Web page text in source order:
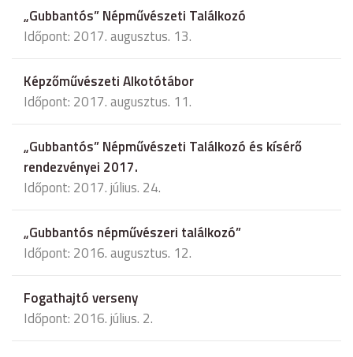
„Gubbantós” Népművészeti Találkozó
Időpont: 2017. augusztus. 13.
Képzőművészeti Alkotótábor
Időpont: 2017. augusztus. 11.
„Gubbantós” Népművészeti Találkozó és kísérő
rendezvényei 2017.
Időpont: 2017. július. 24.
„Gubbantós népművészeri találkozó”
Időpont: 2016. augusztus. 12.
Fogathajtó verseny
Időpont: 2016. július. 2.